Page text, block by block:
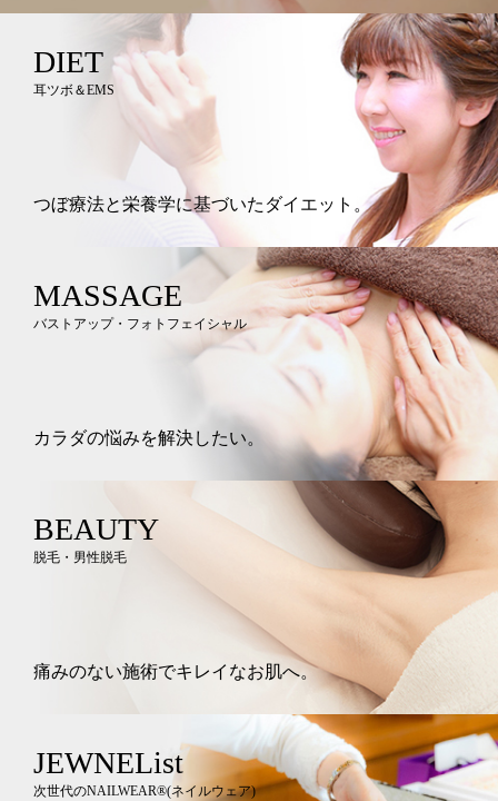
DIET
耳ツボ＆EMS
つぼ療法と栄養学に基づいたダイエット。
MASSAGE
バストアップ・フォトフェイシャル
カラダの悩みを解決したい。
BEAUTY
脱毛・男性脱毛
痛みのない施術でキレイなお肌へ。
JEWNEList
次世代のNAILWEAR®︎(ネイルウェア)